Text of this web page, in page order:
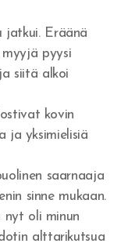
jatkui. Eräänä
pyysi
siitä alkoi
kovin
ja yksimielisiä
saarnaaja
sinne mukaan.
nyt oli minun
alttarikutsua